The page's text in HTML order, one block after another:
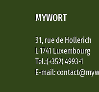
MYWORT
31, rue de Hollerich
L-1741 Luxembourg
Tel.:(+352) 4993-1
E-mail: